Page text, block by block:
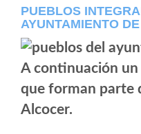
PUEBLOS
AYUNTAMIENTO
A continuación un
que forman parte
Alcocer.